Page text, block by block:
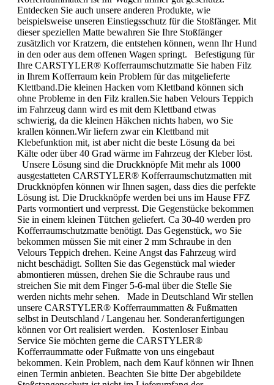
Entdecken Sie auch unsere anderen Produkte, wie
beispielsweise unseren Einstiegsschutz für die Stoßfänger. Mit
dieser speziellen Matte bewahren Sie Ihre Stoßfänger
zusätzlich vor Kratzern, die entstehen können, wenn Ihr Hund
in den oder aus dem offenen Wagen springt. Befestigung für
Ihre CARSTYLER® Kofferraumschutzmatte Sie haben Filz
in Ihrem Kofferraum kein Problem für das mitgelieferte
Klettband.Die kleinen Hacken vom Klettband können sich
ohne Probleme in den Filz krallen.Sie haben Velours Teppich
im Fahrzeug dann wird es mit dem Klettband etwas
schwierig, da die kleinen Häkchen nichts haben, wo Sie
krallen können.Wir liefern zwar ein Klettband mit
Klebefunktion mit, ist aber nicht die beste Lösung da bei
Kälte oder über 40 Grad wärme im Fahrzeug der Kleber löst.
Unsere Lösung sind die Druckknöpfe Mit mehr als 1000
ausgestatteten CARSTYLER® Kofferraumschutzmatten mit
Druckknöpfen können wir Ihnen sagen, dass dies die perfekte
Lösung ist. Die Druckknöpfe werden bei uns im Hause FFZ
Parts vormontiert und verpresst. Die Gegenstücke bekommen
Sie in einem kleinen Tütchen geliefert. Ca 30-40 werden pro
Kofferraumschutzmatte benötigt. Das Gegenstück, wo Sie
bekommen müssen Sie mit einer 2 mm Schraube in den
Velours Teppich drehen. Keine Angst das Fahrzeug wird
nicht beschädigt. Sollten Sie das Gegenstück mal wieder
abmontieren müssen, drehen Sie die Schraube raus und
streichen Sie mit dem Finger 5-6-mal über die Stelle Sie
werden nichts mehr sehen. Made in Deutschland Wir stellen
unsere CARSTYLER® Kofferraummatten & Fußmatten
selbst in Deutschland / Langenau her. Sonderanfertigungen
können vor Ort realisiert werden. Kostenloser Einbau
Service Sie möchten gerne die CARSTYLER®
Kofferraummatte oder Fußmatte von uns eingebaut
bekommen. Kein Problem, nach dem Kauf können wir Ihnen
einen Termin anbieten. Beachten Sie bitte Der abgebildete